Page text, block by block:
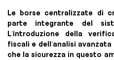
Le borse centralizzate di
parte integrante del
L’introduzione della
fiscali e dell’analisi
che la sicurezza in questo